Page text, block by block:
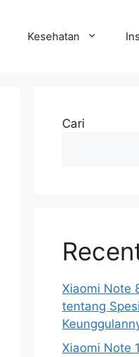
Kesehatan
Cari
Xiaomi Note
tentang
Xiaomi Note